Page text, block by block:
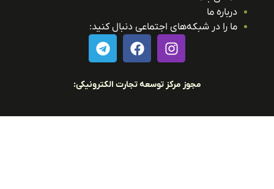
درباره ما
ما را در شبکه‌های اجتماعی دنبال کنید:
مجوز مرکز توسعه تجارت الکترونیکی: